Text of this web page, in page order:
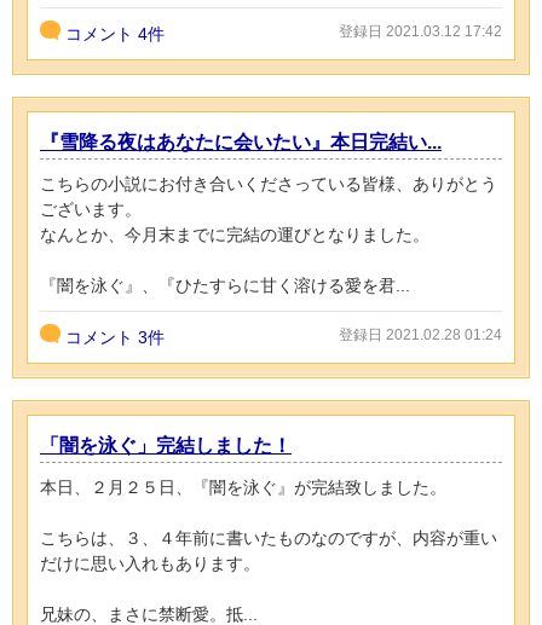
コメント 4件 登録日 2021.03.12 17:42
『雪降る夜はあなたに会いたい』本日完結い...
こちらの小説にお付き合いくださっている皆様、ありがとう
ございます。
なんとか、今月末までに完結の運びとなりました。
『闇を泳ぐ』、『ひたすらに甘く溶ける愛を君...
コメント 3件 登録日 2021.02.28 01:24
「闇を泳ぐ」完結しました！
本日、２月２５日、『闇を泳ぐ』が完結致しました。
こちらは、３、４年前に書いたものなのですが、内容が重い
だけに思い入れもあります。
兄妹の、まさに禁断愛。抵...